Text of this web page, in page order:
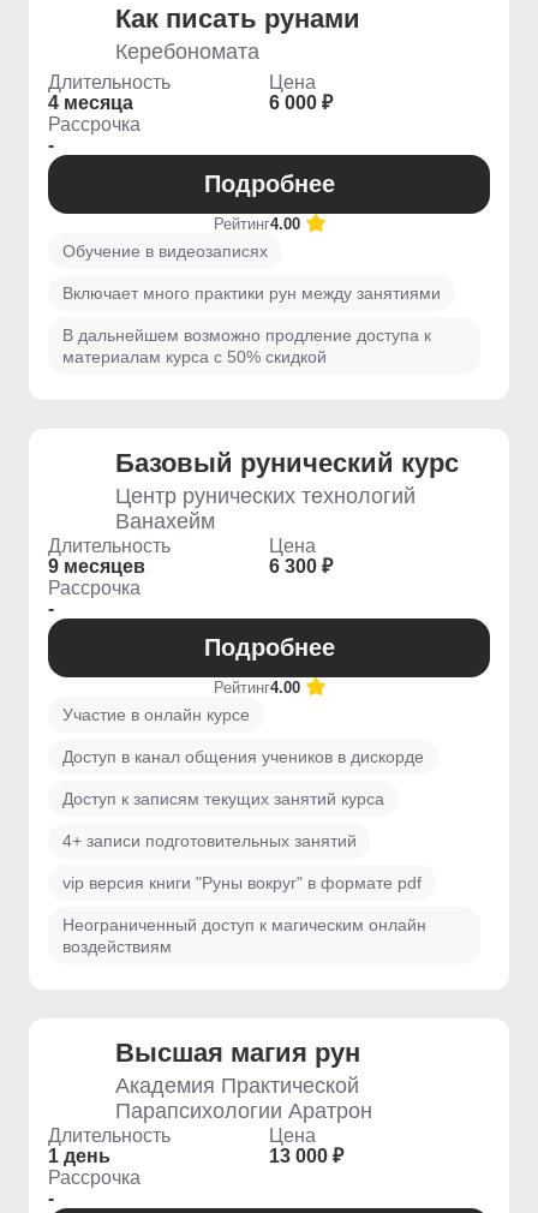
Как писать рунами
Керебономата
Длительность
4 месяца
Цена
6 000 ₽
Рассрочка
-
Подробнее
Рейтинг4.00
Обучение в видеозаписях
Включает много практики рун между занятиями
В дальнейшем возможно продление доступа к
материалам курса с 50% скидкой
Базовый рунический курс
Центр рунических технологий
Ванахейм
Длительность
9 месяцев
Цена
6 300 ₽
Рассрочка
-
Подробнее
Рейтинг4.00
Участие в онлайн курсе
Доступ в канал общения учеников в дискорде
Доступ к записям текущих занятий курса
4+ записи подготовительных занятий
vip версия книги "Руны вокруг" в формате pdf
Неограниченный доступ к магическим онлайн
воздействиям
Высшая магия рун
Академия Практической
Парапсихологии Аратрон
Длительность
1 день
Цена
13 000 ₽
Рассрочка
-